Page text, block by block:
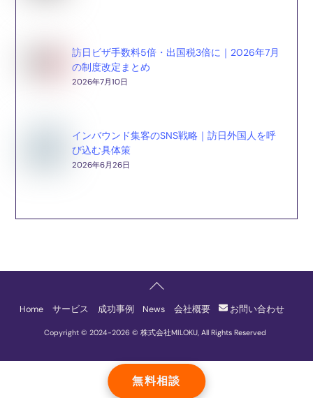
無料相談
訪日ビザ手数料5倍・出国税3倍に｜2026年7月
の制度改定まとめ
2026年7月10日
インバウンド集客のSNS戦略｜訪日外国人を呼
び込む具体策
2026年6月26日
Back
Top
Home サービス 成功事例 News 会社概要 お問い合わせ
Copyright © 2024-2026 © 株式会社MILOKU, All Rights Reserved